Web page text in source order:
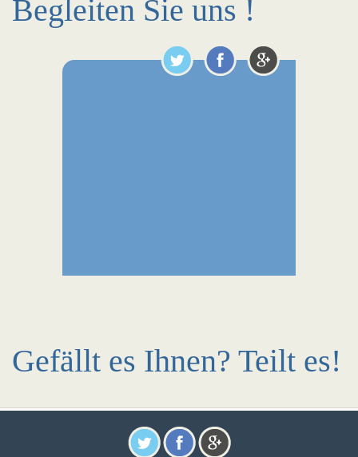
Begleiten Sie uns !
Gefällt es Ihnen? Teilt es!